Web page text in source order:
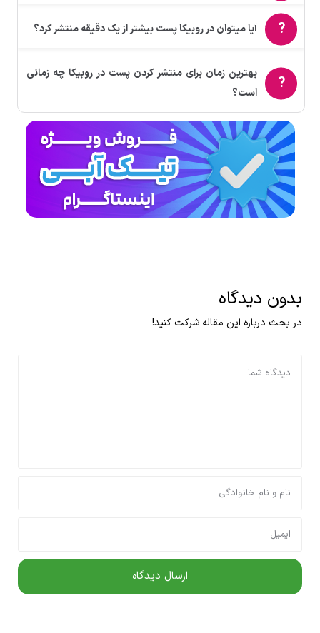
آیا میتوان در روبیکا پست بیشتر از یک دقیقه منتشر کرد؟
بهترین زمان برای منتشر کردن پست در روبیکا چه زمانی
است؟
بدون دیدگاه
در بحث درباره این مقاله شرکت کنید!